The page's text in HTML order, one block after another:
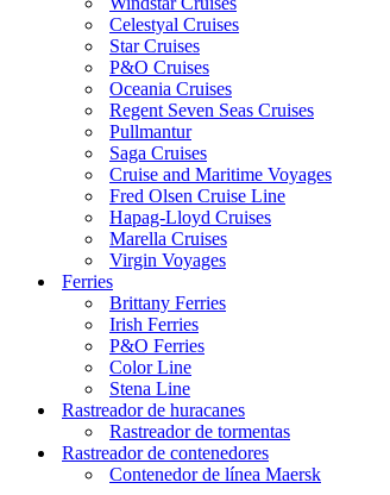
Celestyal Cruises
Star Cruises
P&O Cruises
Oceania Cruises
Regent Seven Seas Cruises
Pullmantur
Saga Cruises
Cruise and Maritime Voyages
Fred Olsen Cruise Line
Hapag-Lloyd Cruises
Marella Cruises
Virgin Voyages
Ferries
Brittany Ferries
Irish Ferries
P&O Ferries
Color Line
Stena Line
Rastreador de huracanes
Rastreador de tormentas
Rastreador de contenedores
Contenedor de línea Maersk